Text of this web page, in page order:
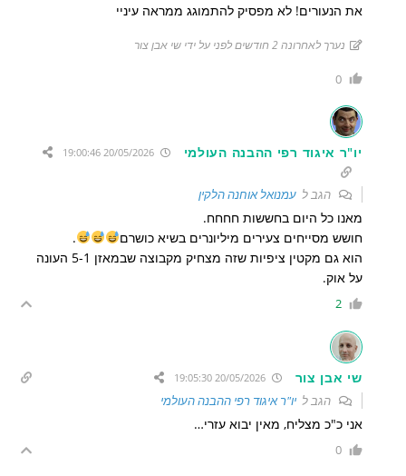
את הנעורים! לא מפסיק להתמוגג ממראה עיניי
נערך לאחרונה 2 חודשים לפני על ידי שי אבן צור
0
יו"ר איגוד רפי ההבנה העולמי 20/05/2026 19:00:46
הגב לעמנואל אוחנה הלקין
מאנו כל היום בחששות חחחח.
חושש מסייחים צעירים מיליונרים בשיא כושרם
.
הוא גם מקטין ציפיות שזה מצחיק מקבוצה שבמאזן 5-1 העונה
על אוק.
2
שי אבן צור 20/05/2026 19:05:30
הגב ליו"ר איגוד רפי ההבנה העולמי
אני כ"כ מצליח, מאין יבוא עזרי…
0